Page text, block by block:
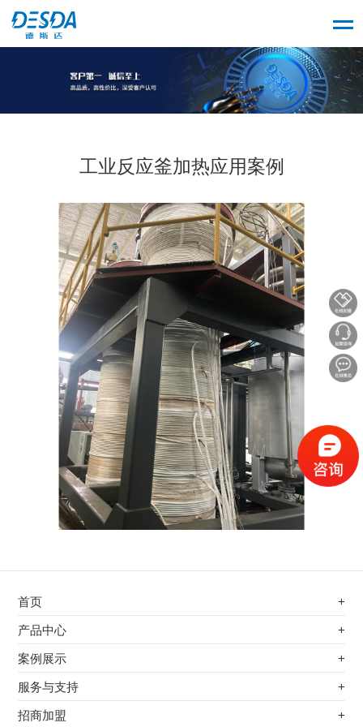
工业反应釜加热应用案例
首页 +
不锈钢专用电磁加热器
电磁蒸汽发生器
产品中心 +
不锈钢专用电磁加热器
电磁蒸汽发生器
案例展示 +
最新案例
其他应用
服务与支持 +
服务覆盖网络
招商加盟 +